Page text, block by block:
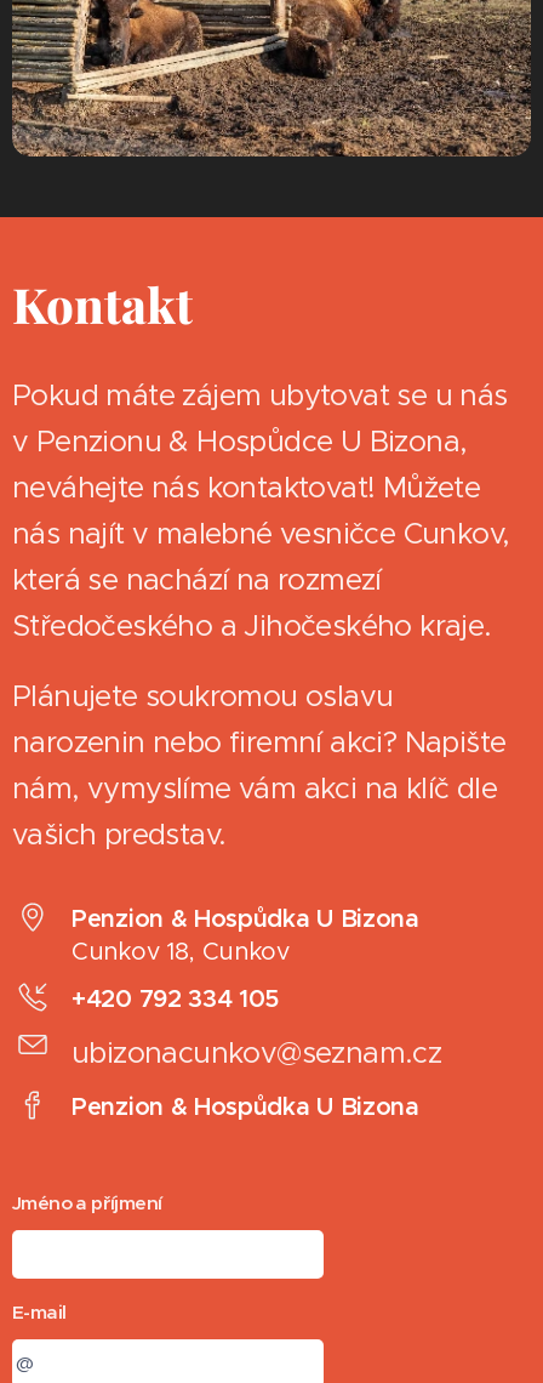
Kontakt
Pokud máte zájem ubytovat se u nás
v Penzionu & Hospůdce U Bizona,
neváhejte nás kontaktovat! Můžete
nás najít v malebné vesničce Cunkov,
která se nachází na rozmezí
Středočeského a Jihočeského kraje.
Plánujete soukromou oslavu
narozenin nebo firemní akci? Napište
nám, vymyslíme vám akci na klíč dle
vašich predstav.
Penzion & Hospůdka U Bizona
Cunkov 18, Cunkov
+420 792 334 105
ubizonacunkov@seznam.cz
Penzion & Hospůdka U Bizona
Jméno a příjmení
E-mail